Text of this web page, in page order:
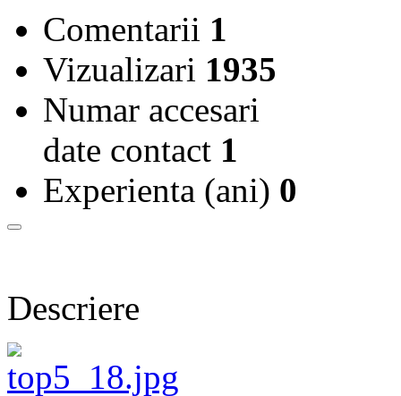
Comentarii 1
Vizualizari 1935
Numar accesari
date contact 1
Experienta (ani) 0
Descriere